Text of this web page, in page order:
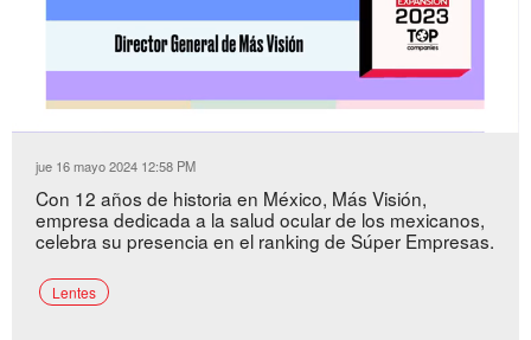
12.42%
jue 16 mayo 2024 12:58 PM
Con 12 años de historia en México, Más Visión,
empresa dedicada a la salud ocular de los mexicanos,
celebra su presencia en el ranking de Súper Empresas.
Lentes